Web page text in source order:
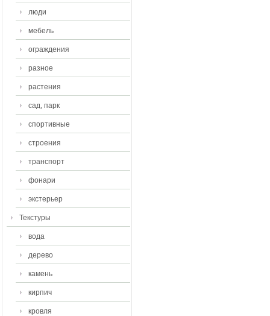
люди
мебель
ограждения
разное
растения
сад, парк
спортивные
строения
транспорт
фонари
экстерьер
Текстуры
вода
дерево
камень
кирпич
кровля